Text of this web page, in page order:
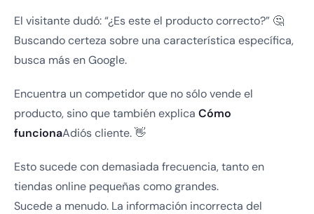
El visitante dudó: “¿Es este el producto correcto?” 🤔
Buscando certeza sobre una característica específica,
busca más en Google.
Encuentra un competidor que no sólo vende el
producto, sino que también explica Cómo
funcionaAdiós cliente. 👋
Esto sucede con demasiada frecuencia, tanto en
tiendas online pequeñas como grandes.
Sucede a menudo. La información incorrecta del